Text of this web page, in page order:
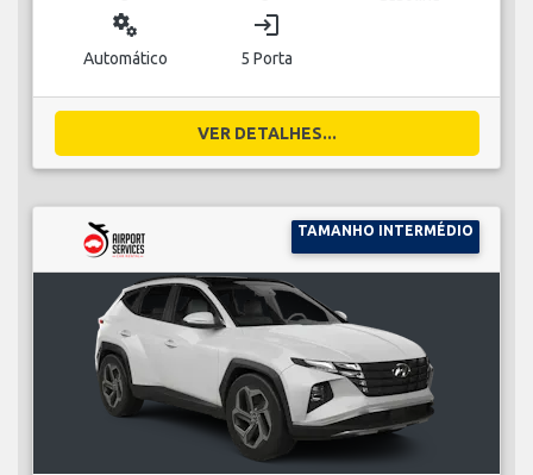
miscellaneous_services
Automático
login
5 Porta
VER DETALHES...
TAMANHO INTERMÉDIO